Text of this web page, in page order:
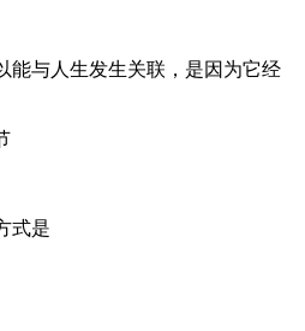
能与人生发生关联，是因为它经
式是